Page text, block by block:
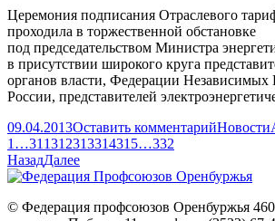
Церемония подписания Отраслевого
проходила в торжественной обстановке
под председательством Министра
в присутствии широкого круга
органов власти, Федерации
России, представителей
09.04.2013Оставить комментарийНовости
1 …311312313314315…332
НазадДалее
© Федерация профсоюзов Оренбуржья